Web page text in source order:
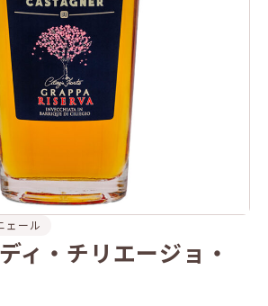
ェール
ィ・チリエージョ・